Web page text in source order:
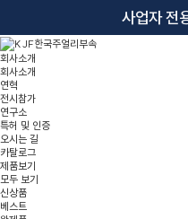
사업자 전
회사소개
회사소개
연혁
전시참가
연구소
특허 및 인증
오시는 길
카탈로그
제품보기
모두 보기
신상품
베스트